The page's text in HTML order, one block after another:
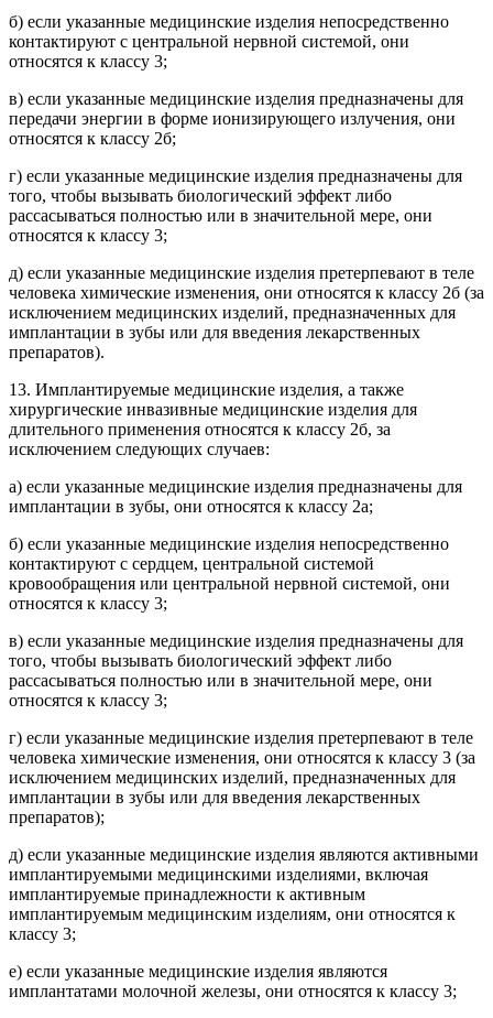
б) если указанные медицинские изделия непосредственно
контактируют с центральной нервной системой, они
относятся к классу 3;
в) если указанные медицинские изделия предназначены для
передачи энергии в форме ионизирующего излучения, они
относятся к классу 2б;
г) если указанные медицинские изделия предназначены для
того, чтобы вызывать биологический эффект либо
рассасываться полностью или в значительной мере, они
относятся к классу 3;
д) если указанные медицинские изделия претерпевают в теле
человека химические изменения, они относятся к классу 2б (за
исключением медицинских изделий, предназначенных для
имплантации в зубы или для введения лекарственных
препаратов).
13. Имплантируемые медицинские изделия, а также
хирургические инвазивные медицинские изделия для
длительного применения относятся к классу 2б, за
исключением следующих случаев:
а) если указанные медицинские изделия предназначены для
имплантации в зубы, они относятся к классу 2а;
б) если указанные медицинские изделия непосредственно
контактируют с сердцем, центральной системой
кровообращения или центральной нервной системой, они
относятся к классу 3;
в) если указанные медицинские изделия предназначены для
того, чтобы вызывать биологический эффект либо
рассасываться полностью или в значительной мере, они
относятся к классу 3;
г) если указанные медицинские изделия претерпевают в теле
человека химические изменения, они относятся к классу 3 (за
исключением медицинских изделий, предназначенных для
имплантации в зубы или для введения лекарственных
препаратов);
д) если указанные медицинские изделия являются активными
имплантируемыми медицинскими изделиями, включая
имплантируемые принадлежности к активным
имплантируемым медицинским изделиям, они относятся к
классу 3;
е) если указанные медицинские изделия являются
имплантатами молочной железы, они относятся к классу 3;